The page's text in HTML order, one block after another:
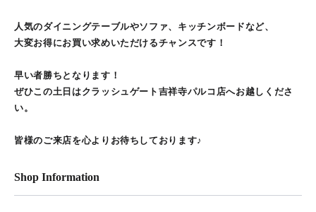
人気のダイニングテーブルやソファ、キッチンボードなど、
大変お得にお買い求めいただけるチャンスです！
早い者勝ちとなります！
ぜひこの土日はクラッシュゲート吉祥寺パルコ店へお越しくださ
い。
皆様のご来店を心よりお待ちしております♪
Shop Information